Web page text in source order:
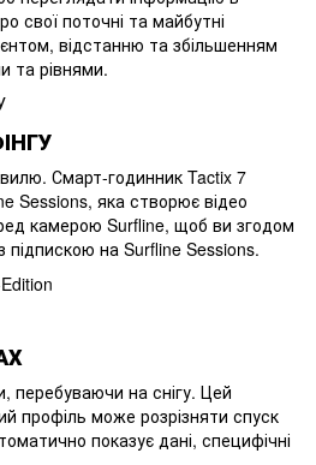
свої поточні та майбутні
відстанню та збільшенням
та рівнями.
Смарт-годинник Tactix 7
Sessions, яка створює відео
камерою Surfline, щоб ви згодом
підпискою на Surfline Sessions.
перебуваючи на снігу. Цей
профіль може розрізняти спуск
показує дані, специфічні